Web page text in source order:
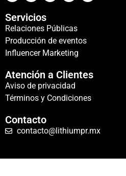
Servicios
Relaciones Públicas
Producción de eventos
Influencer Marketing
Atención a Clientes
Aviso de privacidad
Términos y Condiciones
Contacto
contacto@lithiumpr.mx